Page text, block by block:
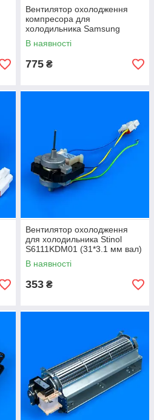
Вентилятор охолодження
компресора для
холодильника Samsung
DA31-00020H
В наявності
775 ₴
Вентилятор охолодження
для холодильника Stinol
S6111KDM01 (31*3.1 мм вал)
В наявності
353 ₴